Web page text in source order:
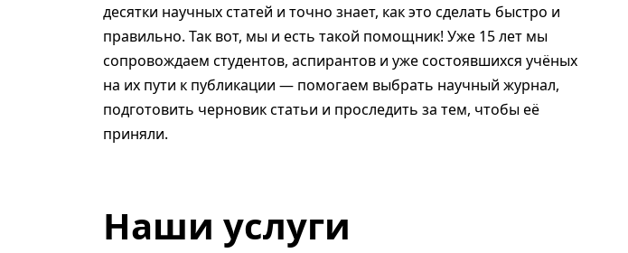
десятки научных статей и точно знает, как это сделать быстро и
правильно. Так вот, мы и есть такой помощник! Уже 15 лет мы
сопровождаем студентов, аспирантов и уже состоявшихся учёных
на их пути к публикации — помогаем выбрать научный журнал,
подготовить черновик статьи и проследить за тем, чтобы её
приняли.
Наши услуги